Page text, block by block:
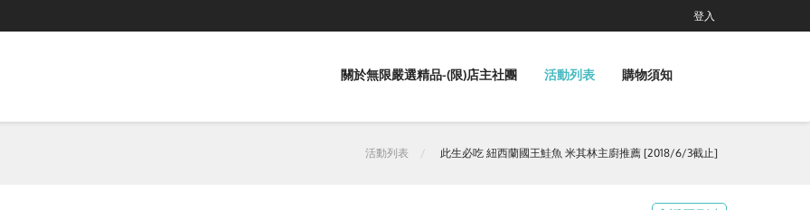
登入
關於無限嚴選精品-(限)店主社團 活動列表 購物須知
活動列表 此生必吃 紐西蘭國王鮭魚 米其林主廚推薦 [2018/6/3截止]